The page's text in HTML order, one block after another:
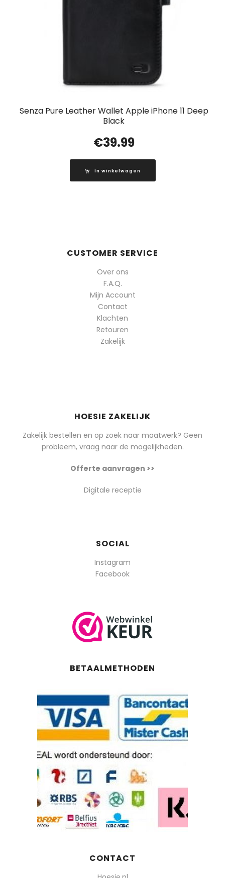
Senza Pure Leather Wallet Apple iPhone 11 Deep
Black
€39.99
In winkelwagen
CUSTOMER SERVICE
Over ons
F.A.Q.
Mijn Account
Contact
Klachten
Retouren
Zakelijk
HOESIE ZAKELIJK
Zakelijk bestellen en op zoek naar maatwerk? Geen
probleem, vraag naar de mogelijkheden.
Offerte aanvragen >>
Digitale receptie
SOCIAL
Instagram
Facebook
BETAALMETHODEN
CONTACT